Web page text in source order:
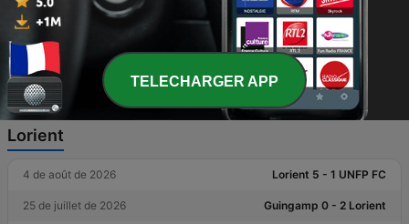
15 de juillet de 2023 Lorient 3 - 3 Concarneau
9 de juillet de 2022 Lorient 1 - 0 Concarneau
Résultats récents
Lorient
4 de août de 2026 Lorient 5 - 1 UNFP FC
25 de juillet de 2026 Guingamp 0 - 2 Lorient
TELECHARGER APP